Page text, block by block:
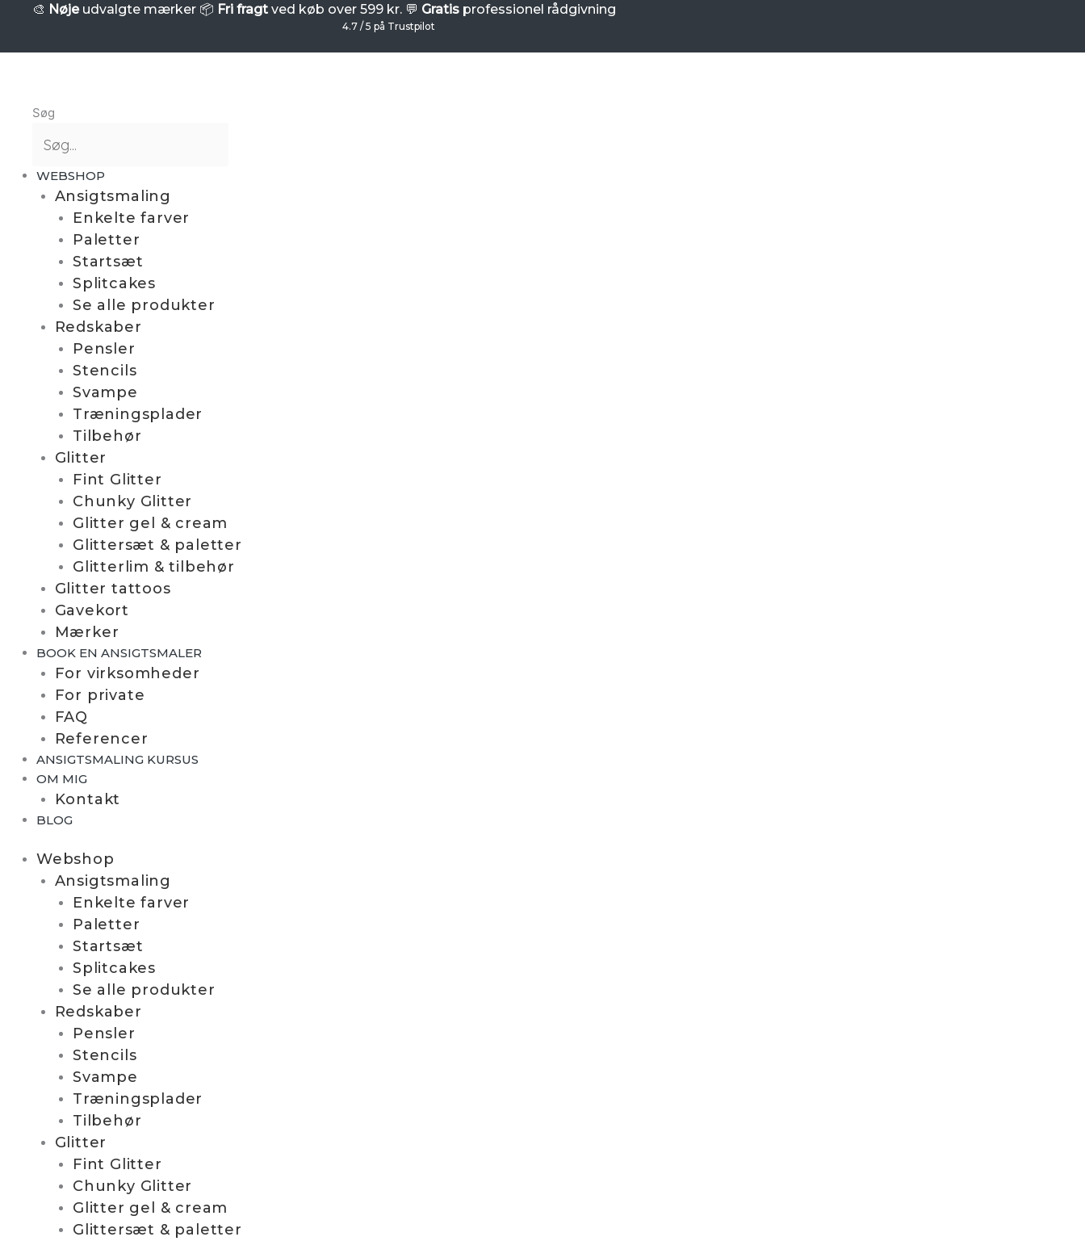
indholdet
🎨 Nøjeudvalgte mærker 📦 Fri fragt ved køb over 599 kr. 💬 Gratis professionel rådgivning
4.7 / 5 på Trustpilot
Søg
WEBSHOP
Ansigtsmaling
Enkelte farver
Paletter
Startsæt
Splitcakes
Se alle produkter
Redskaber
Pensler
Stencils
Svampe
Træningsplader
Tilbehør
Glitter
Fint Glitter
Chunky Glitter
Glitter gel & cream
Glittersæt & paletter
Glitterlim & tilbehør
Glitter tattoos
Gavekort
Mærker
BOOK EN ANSIGTSMALER
For virksomheder
For private
FAQ
Referencer
ANSIGTSMALING KURSUS
OM MIG
Kontakt
BLOG
Webshop
Ansigtsmaling
Enkelte farver
Paletter
Startsæt
Splitcakes
Se alle produkter
Redskaber
Pensler
Stencils
Svampe
Træningsplader
Tilbehør
Glitter
Fint Glitter
Chunky Glitter
Glitter gel & cream
Glittersæt & paletter
VIVID
Cosmos
antal